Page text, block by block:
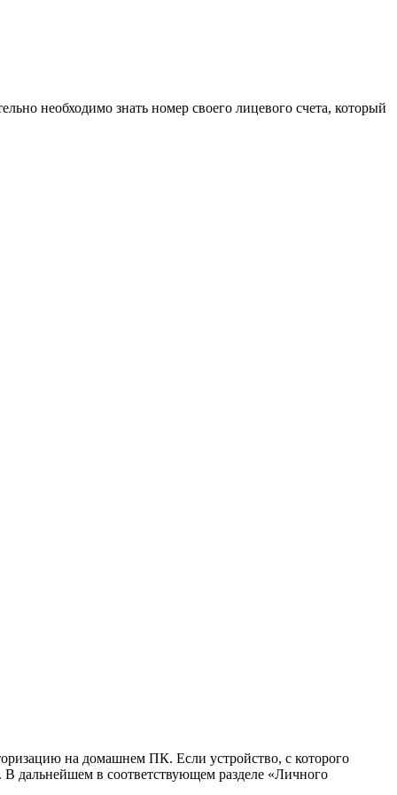
необходимо знать номер своего лицевого счета, который
на домашнем ПК. Если устройство, с которого
В дальнейшем в соответствующем разделе «Личного